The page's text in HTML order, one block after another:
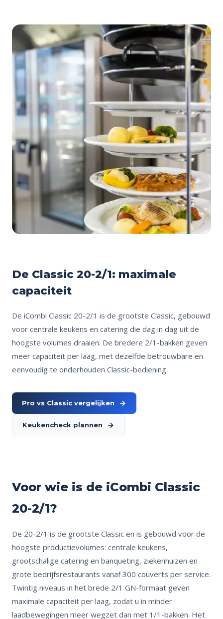
De Classic 20-2/1: maximale
capaciteit
De iCombi Classic 20-2/1 is de grootste Classic, gebouwd
voor centrale keukens en catering die dag in dag uit de
hoogste volumes draaien. De bredere 2/1-bakken geven
meer capaciteit per laag, met dezelfde betrouwbare en
eenvoudig te onderhouden Classic-bediening.
Pro vs Classic vergelijken
Keukencheck plannen
Voor wie is de iCombi Classic
20-2/1?
De 20-2/1 is de grootste Classic en is gebouwd voor de
hoogste productievolumes: centrale keukens,
grootschalige catering en banqueting, ziekenhuizen en
grote bedrijfsrestaurants vanaf 300 couverts per service.
Twintig niveaus in het brede 2/1 GN-formaat geven
maximale capaciteit per laag, zodat u in minder
laadbewegingen meer wegzet dan met 1/1-bakken. Het